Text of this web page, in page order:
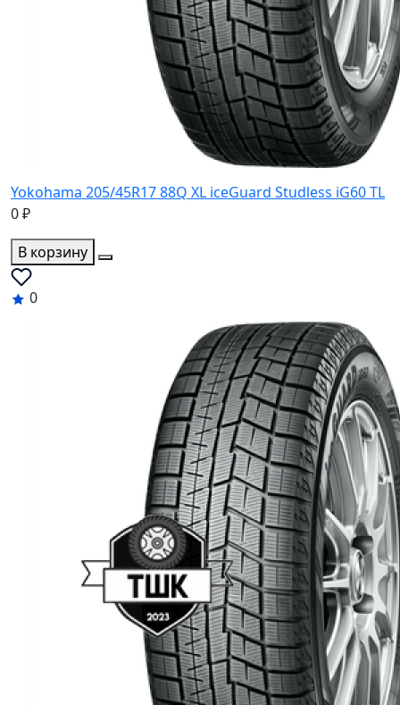
Yokohama 205/45R17 88Q XL iceGuard Studless iG60 TL
0 ₽
В корзину
0